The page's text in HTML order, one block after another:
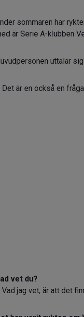
sommaren har
är Serie A-klubben
uttalar
Det är en också en
vet du?
Vad jag vet, är att det